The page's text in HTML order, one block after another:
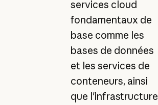
services cloud
fondamentaux de
base comme les
bases de données
et les services de
conteneurs, ainsi
que l'infrastructure